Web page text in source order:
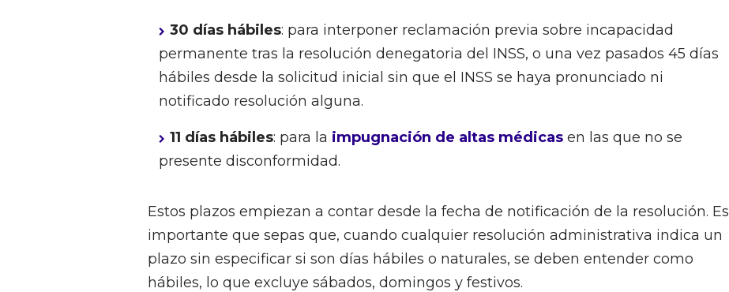
30 días hábiles: para interponer reclamación previa sobre incapacidad
permanente tras la resolución denegatoria del INSS, o una vez pasados 45 días
hábiles desde la solicitud inicial sin que el INSS se haya pronunciado ni
notificado resolución alguna.
11 días hábiles: para la impugnación de altas médicas en las que no se
presente disconformidad.
Estos plazos empiezan a contar desde la fecha de notificación de la resolución. Es
importante que sepas que, cuando cualquier resolución administrativa indica un
plazo sin especificar si son días hábiles o naturales, se deben entender como
hábiles, lo que excluye sábados, domingos y festivos.